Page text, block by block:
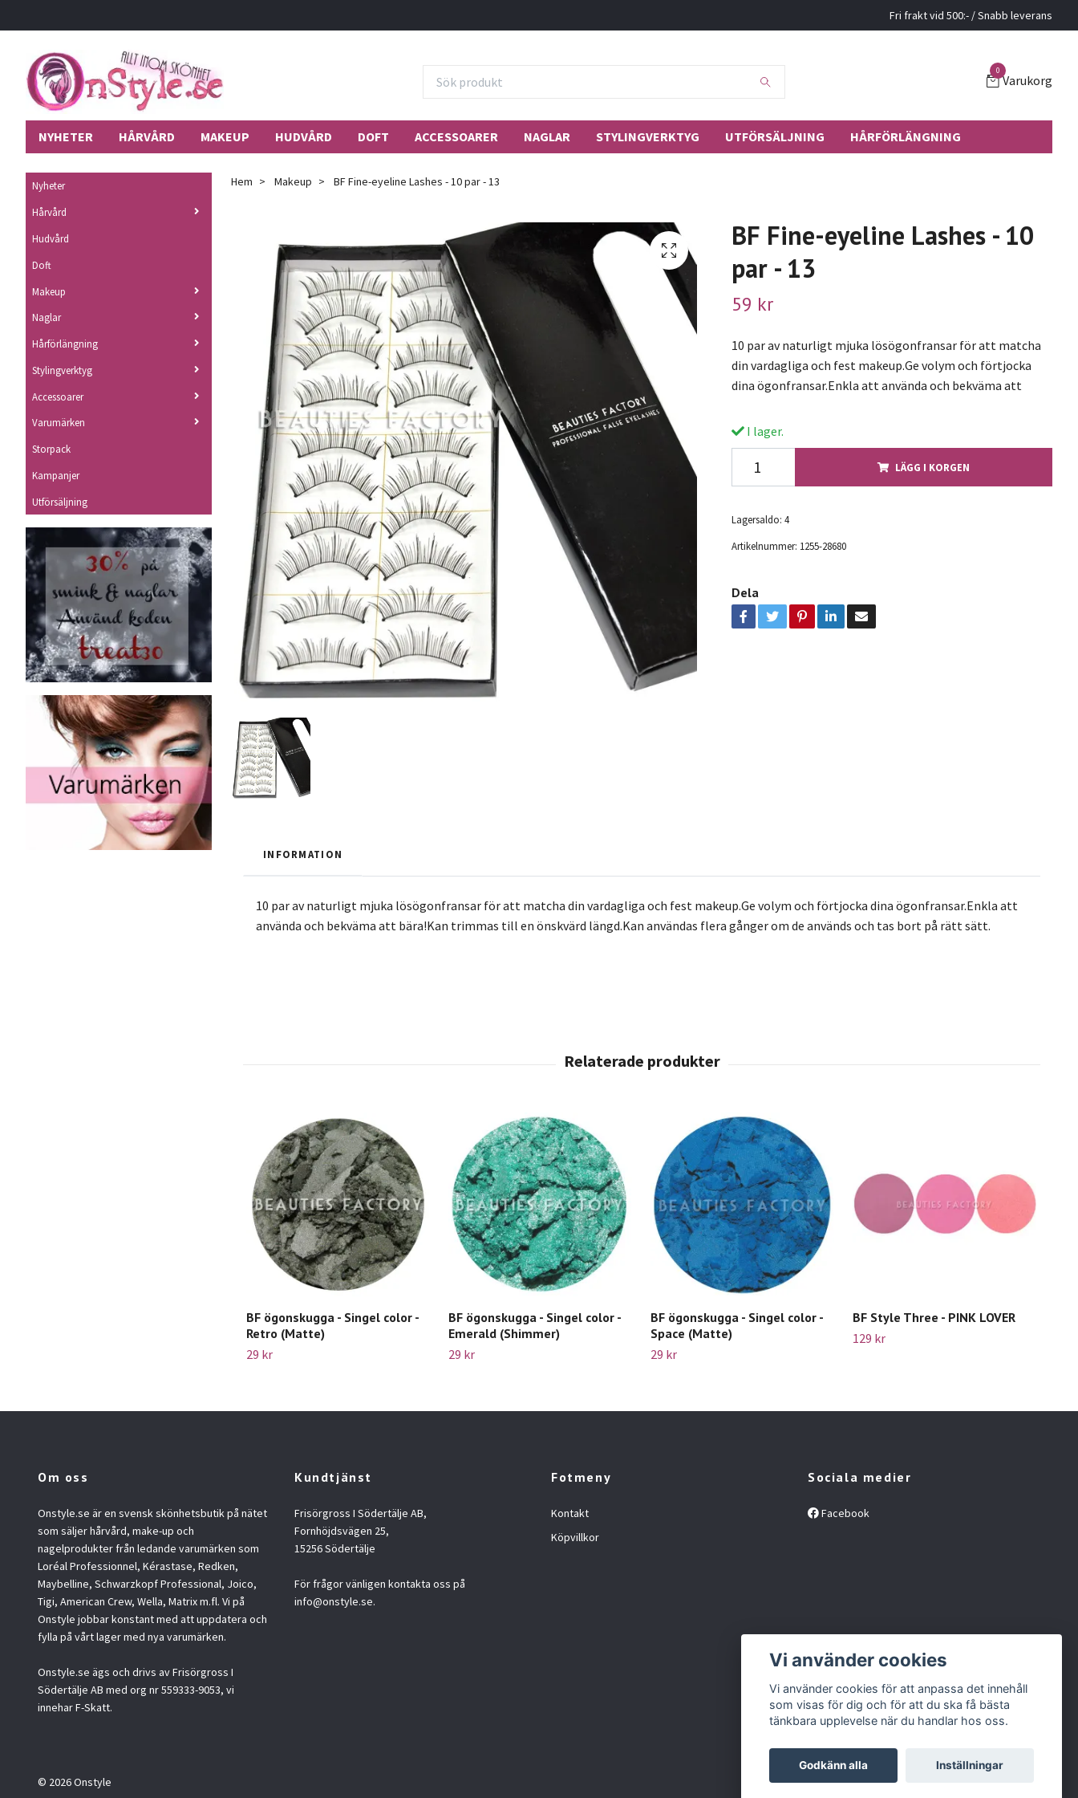
Fri frakt vid 500:- / Snabb leverans
0
Varukorg
NYHETER HÅRVÅRD MAKEUP HUDVÅRD DOFT ACCESSOARER NAGLAR STYLINGVERKTYG UTFÖRSÄLJNING HÅRFÖRLÄNGNING
Nyheter
Hårvård
Hudvård
Doft
Makeup
Naglar
Hårförlängning
Stylingverktyg
Accessoarer
Varumärken
Storpack
Kampanjer
Utförsäljning
Hem Makeup BF Fine-eyeline Lashes - 10 par - 13
BF Fine-eyeline Lashes - 10
par - 13
59 kr
10 par av naturligt mjuka lösögonfransar för att matcha
din vardagliga och fest makeup.Ge volym och förtjocka
dina ögonfransar.Enkla att använda och bekväma att
I lager.
LÄGG I KORGEN
Lagersaldo: 4
Artikelnummer: 1255-28680
Dela
INFORMATION
10 par av naturligt mjuka lösögonfransar för att matcha din vardagliga och fest makeup.Ge volym och förtjocka dina ögonfransar.Enkla att
använda och bekväma att bära!Kan trimmas till en önskvärd längd.Kan användas flera gånger om de används och tas bort på rätt sätt.
BF ögonskugga - Singel color -
Retro (Matte)
29 kr
BF ögonskugga - Singel color -
Emerald (Shimmer)
29 kr
BF ögonskugga - Singel color -
Space (Matte)
29 kr
BF Style Three - PINK LOVER
129 kr
Om oss
Onstyle.se är en svensk skönhetsbutik på nätet
som säljer hårvård, make-up och
nagelprodukter från ledande varumärken som
Loréal Professionnel, Kérastase, Redken,
Maybelline, Schwarzkopf Professional, Joico,
Tigi, American Crew, Wella, Matrix m.fl. Vi på
Onstyle jobbar konstant med att uppdatera och
fylla på vårt lager med nya varumärken.
Onstyle.se ägs och drivs av Frisörgross I
Södertälje AB med org nr 559333-9053, vi
innehar F-Skatt.
Kundtjänst
Frisörgross I Södertälje AB,
Fornhöjdsvägen 25,
15256 Södertälje
För frågor vänligen kontakta oss på
info@onstyle.se.
Fotmeny
Kontakt
Köpvillkor
Sociala medier
Facebook
© 2026 Onstyle
Vi använder cookies
Vi använder cookies för att anpassa det innehåll
som visas för dig och för att du ska få bästa
tänkbara upplevelse när du handlar hos oss.
Godkänn alla Inställningar